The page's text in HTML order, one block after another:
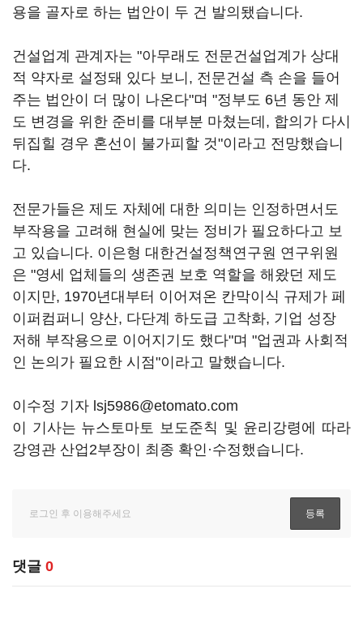
용을 골자로 하는 법안이 두 건 발의됐습니다.
건설업계 관계자는 "아무래도 전문건설업계가 상대
적 약자로 설정돼 있다 보니, 전문건설 측 손을 들어
주는 법안이 더 많이 나온다"며 "정부도 6년 동안 제
도 변경을 위한 준비를 대부분 마쳤는데, 합의가 다시
뒤집힐 경우 혼선이 불가피할 것"이라고 전망했습니
다.
전문가들은 제도 자체에 대한 의미는 인정하면서도
부작용을 고려해 현실에 맞는 정비가 필요하다고 보
고 있습니다. 이은형 대한건설정책연구원 연구위원
은 "영세 업체들의 생존권 보호 역할을 해왔던 제도
이지만, 1970년대부터 이어져온 칸막이식 규제가 페
이퍼컴퍼니 양산, 다단계 하도급 고착화, 기업 성장
저해 부작용으로 이어지기도 했다"며 "업권과 사회적
인 논의가 필요한 시점"이라고 말했습니다.
이수정 기자 lsj5986@etomato.com
이 기사는 뉴스토마토 보도준칙 및 윤리강령에 따라
강영관 산업2부장이 최종 확인·수정했습니다.
댓글 0